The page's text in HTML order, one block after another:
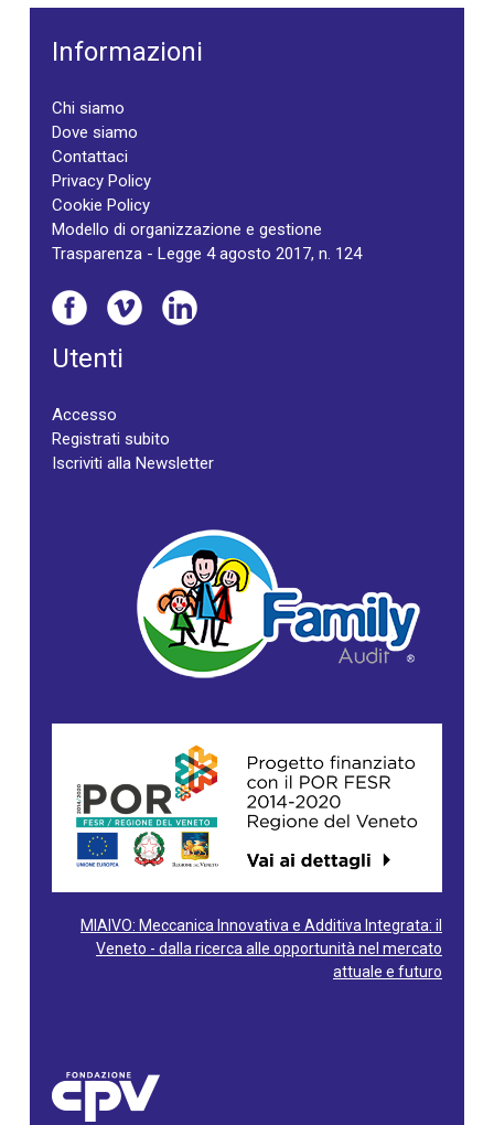
Informazioni
Chi siamo
Dove siamo
Contattaci
Privacy Policy
Cookie Policy
Modello di organizzazione e gestione
Trasparenza - Legge 4 agosto 2017, n. 124
Utenti
Accesso
Registrati subito
Iscriviti alla Newsletter
MIAIVO: Meccanica Innovativa e Additiva Integrata: il
Veneto - dalla ricerca alle opportunità nel mercato
attuale e futuro